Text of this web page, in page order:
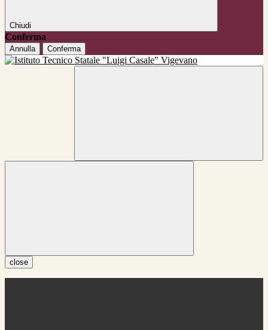
Chiudi
Conferma
Annulla Conferma
close